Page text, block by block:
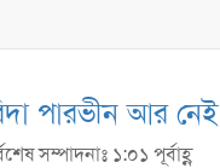
পারভীন আর নেই
সম্পাদনাঃ ১:০১ পূর্বাহ্ণ